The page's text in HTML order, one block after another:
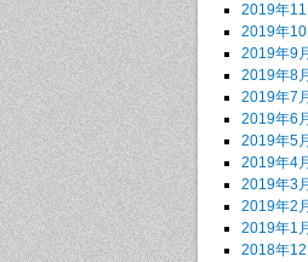
2019年11
2019年10
2019年9月
2019年8月
2019年7月
2019年6月
2019年5月
2019年4月
2019年3月
2019年2月
2019年1月
2018年12